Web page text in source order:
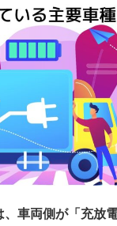
車両側が「充放